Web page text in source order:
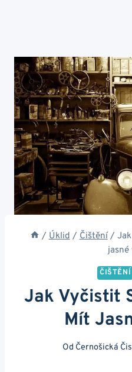
/ Úklid / Čištění /
ČIŠTĚNÍ
Jak Vyčistit
Mít
Od Černošická